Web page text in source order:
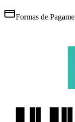
Formas de